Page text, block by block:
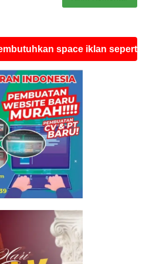
space iklan seperti ini